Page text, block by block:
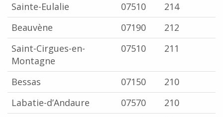
Sainte-Eulalie 07510
214
Beauvène
07190
212
Saint-Cirgues-en-
Montagne
07510 211
Bessas 07150
210
Labatie-d’Andaure
07570
210